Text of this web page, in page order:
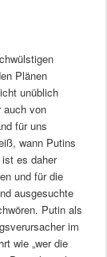
Plänen
unüblich
auch von
für uns
wann Putins
es daher
und für die
ausgesuchte
Putin als
im
wie „wer die